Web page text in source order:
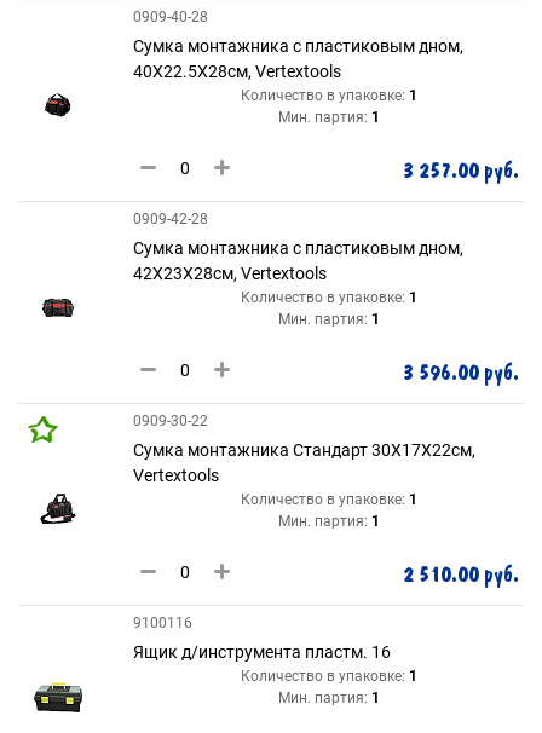
0909-40-28
Сумка монтажника с пластиковым дном,
40Х22.5Х28см, Vertextools
Количество в упаковке: 1
Мин. партия: 1
3 257.00 руб.
0909-42-28
Сумка монтажника с пластиковым дном,
42Х23Х28см, Vertextools
Количество в упаковке: 1
Мин. партия: 1
3 596.00 руб.
0909-30-22
Сумка монтажника Стандарт 30Х17Х22см,
Vertextools
Количество в упаковке: 1
Мин. партия: 1
2 510.00 руб.
9100116
Ящик д/инструмента пластм. 16
Количество в упаковке: 1
Мин. партия: 1